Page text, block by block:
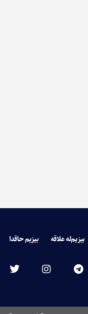
بیزیم‌له علاقه بیزیم حاقدا